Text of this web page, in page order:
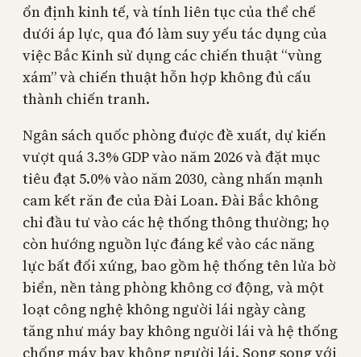
ổn định kinh tế, và tính liên tục của thể chế
dưới áp lực, qua đó làm suy yếu tác dụng của
việc Bắc Kinh sử dụng các chiến thuật “vùng
xám” và chiến thuật hỗn hợp không đủ cấu
thành chiến tranh.
Ngân sách quốc phòng được đề xuất, dự kiến
vượt quá 3.3% GDP vào năm 2026 và đặt mục
tiêu đạt 5.0% vào năm 2030, càng nhấn mạnh
cam kết răn đe của Đài Loan. Đài Bắc không
chỉ đầu tư vào các hệ thống thông thường; họ
còn hướng nguồn lực đáng kể vào các năng
lực bất đối xứng, bao gồm hệ thống tên lửa bờ
biển, nền tảng phòng không cơ động, và một
loạt công nghệ không người lái ngày càng
tăng như máy bay không người lái và hệ thống
chống máy bay không người lái. Song song với